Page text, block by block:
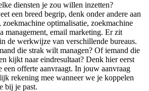
diensten je zou willen inzetten?
een breed begrip, denk onder andere aan
optimalisatie, zoekmachine
management, email marketing. Er zit
de werkwijze van verschillende bureaus.
die strak wilt managen? Of iemand die
kijkt naar eindresultaat? Denk hier eerst
een offerte aanvraagt. In jouw aanvraag
rekening mee wanneer we je koppelen
bij je past.